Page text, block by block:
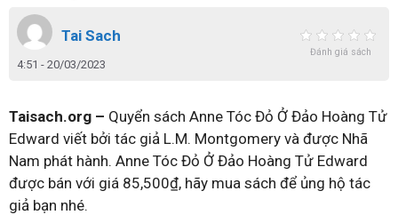
Tai Sach
4:51 - 20/03/2023
Đánh giá sách
Taisach.org – Quyển sách Anne Tóc Đỏ Ở Đảo Hoàng Tử
Edward viết bởi tác giả L.M. Montgomery và được Nhã
Nam phát hành. Anne Tóc Đỏ Ở Đảo Hoàng Tử Edward
được bán với giá 85,500₫, hãy mua sách để ủng hộ tác
giả bạn nhé.